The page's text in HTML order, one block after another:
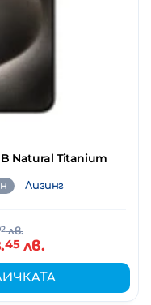
Natural Titanium
Лизинг
лв.
45лв.